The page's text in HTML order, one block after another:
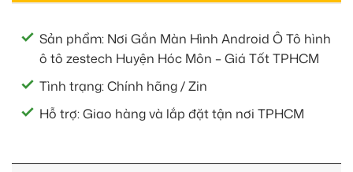
Sản phẩm: Nơi Gắn Màn Hình Android Ô Tô hình
ô tô zestech Huyện Hóc Môn – Giá Tốt TPHCM
Tình trạng: Chính hãng / Zin
Hỗ trợ: Giao hàng và lắp đặt tận nơi TPHCM